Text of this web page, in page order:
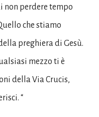
non perdere tempo
che stiamo
preghiera di Gesù.
mezzo ti è
della Via Crucis,
“